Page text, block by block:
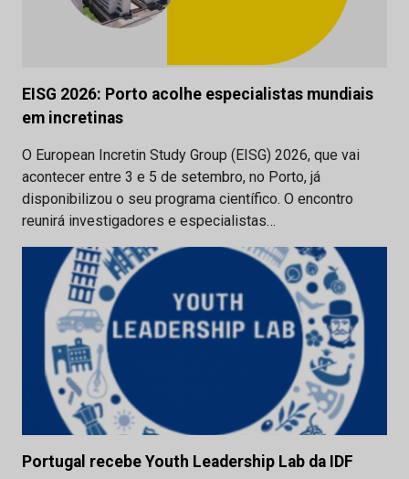
EISG 2026: Porto acolhe especialistas mundiais
em incretinas
O European Incretin Study Group (EISG) 2026, que vai
acontecer entre 3 e 5 de setembro, no Porto, já
disponibilizou o seu programa científico. O encontro
reunirá investigadores e especialistas…
Portugal recebe Youth Leadership Lab da IDF